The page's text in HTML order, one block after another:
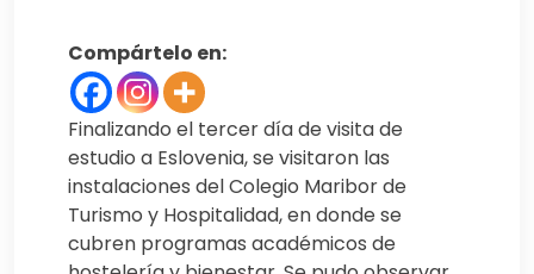
Compártelo en:
Finalizando el tercer día de visita de
estudio a Eslovenia, se visitaron las
instalaciones del Colegio Maribor de
Turismo y Hospitalidad, en donde se
cubren programas académicos de